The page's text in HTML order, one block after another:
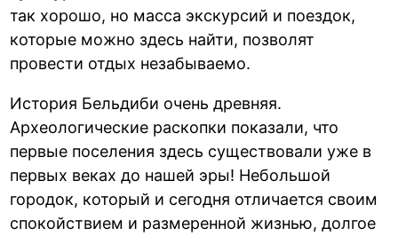
так хорошо, но масса экскурсий и поездок,
которые можно здесь найти, позволят
провести отдых незабываемо.
История Бельдиби очень древняя.
Археологические раскопки показали, что
первые поселения здесь существовали уже в
первых веках до нашей эры! Небольшой
городок, который и сегодня отличается своим
спокойствием и размеренной жизнью, долгое